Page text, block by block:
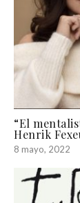
“El
Henrik
8 mayo, 2022